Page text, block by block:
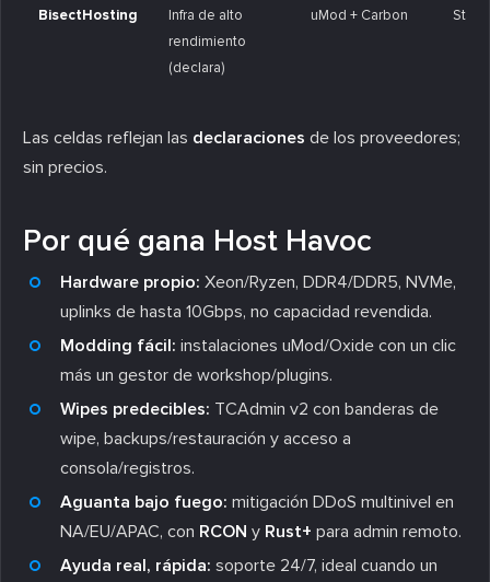
BisectHosting
Infra de alto
rendimiento
(declara)
uMod + Carbon
Las celdas reflejan las declaraciones de los proveedores;
sin precios.
Por qué gana Host Havoc
Hardware propio: Xeon/Ryzen, DDR4/DDR5, NVMe,
uplinks de hasta 10Gbps, no capacidad revendida.
Modding fácil: instalaciones uMod/Oxide con un clic
más un gestor de workshop/plugins.
Wipes predecibles: TCAdmin v2 con banderas de
wipe, backups/restauración y acceso a
consola/registros.
Aguanta bajo fuego: mitigación DDoS multinivel en
NA/EU/APAC, con RCON y Rust+ para admin remoto.
Ayuda real, rápida: soporte 24/7, ideal cuando un